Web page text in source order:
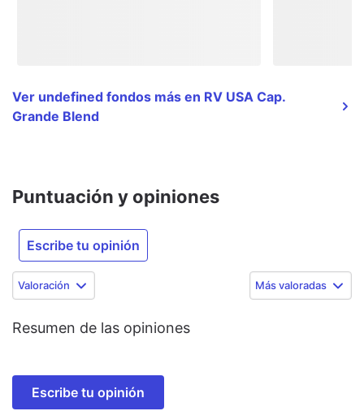
Ver undefined fondos más en RV USA Cap.
Grande Blend
Puntuación y opiniones
Escribe tu opinión
Valoración Más valoradas
Resumen de las opiniones
Escribe tu opinión